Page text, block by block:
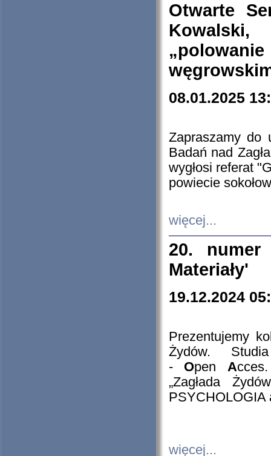
Otwarte
08.01.2025
Zapraszamy do
Badań nad
wygłosi referat
powiecie
więcej...
20. numer
Materiały'
19.12.2024
Prezentujemy
Żydów.
- Open A
„Zagłada
PSYCHOLOGIA
więcej...